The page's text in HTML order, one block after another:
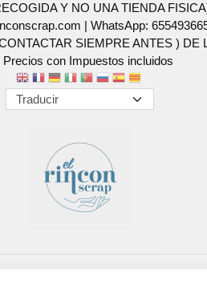
Y NO UNA TIENDA
|WhatsApp:
SIEMPRE ANTES ) DE
Precios con Impuestos incluidos